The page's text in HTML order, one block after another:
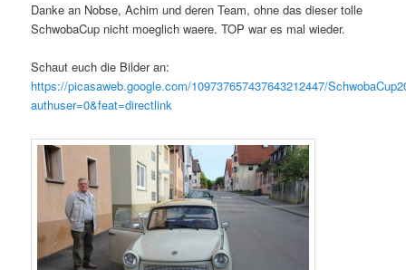
Danke an Nobse, Achim und deren Team, ohne das dieser tolle
SchwobaCup nicht moeglich waere. TOP war es mal wieder.
Schaut euch die Bilder an:
https://picasaweb.google.com/109737657437643212447/
authuser=0&feat=directlink